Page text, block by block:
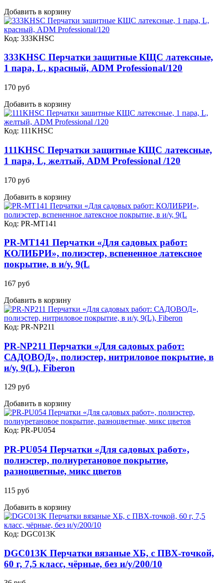
Добавить в корзину
Код: 333KHSC
333KHSC Перчатки защитные КЩС латексные,
1 пара, L, красный, ADM Professional/120
170 руб
Добавить в корзину
Код: 111KHSC
111KHSC Перчатки защитные КЩС латексные,
1 пара, L, желтый, ADM Professional /120
170 руб
Добавить в корзину
Код: PR-MT141
PR-MT141 Перчатки «Для садовых работ:
КОЛИБРИ», полиэстер, вспененное латексное
покрытие, в и/у, 9(L
167 руб
Добавить в корзину
Код: PR-NP211
PR-NP211 Перчатки «Для садовых работ:
САДОВОД», полиэстер, нитриловое покрытие, в
и/у, 9(L), Fiberon
129 руб
Добавить в корзину
Код: PR-PU054
PR-PU054 Перчатки «Для садовых работ»,
полиэстер, полиуретановое покрытие,
разноцветные, микс цветов
115 руб
Добавить в корзину
Код: DGC013K
DGC013K Перчатки вязаные ХБ, с ПВХ-точкой,
60 г, 7,5 класс, чёрные, без и/у/200/10